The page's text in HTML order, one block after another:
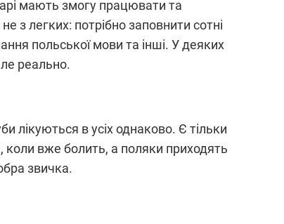
мають змогу працювати та
з легких: потрібно заповнити сотні
польської мови та інші. У деяких
реально.
лікуються в усіх однаково. Є тільки
коли вже болить, а поляки приходять
звичка.